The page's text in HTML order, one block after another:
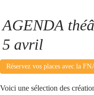
Agenda
AGENDA
5 avril
Réservez vos places avec la
Voici une sélection des